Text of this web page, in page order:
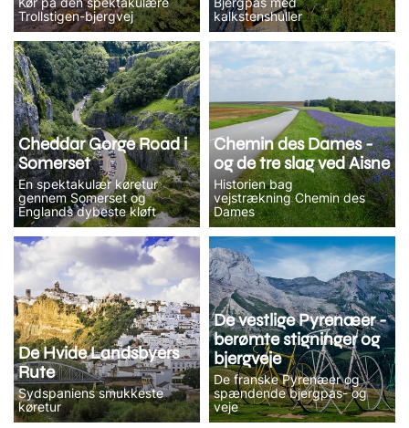
Trollstigen-bjergvej
kalkstenshuller
Cheddar Gorge Road i
Somerset
En spektakulær køretur
gennem Somerset og
Englands dybeste kløft
Chemin des Dames -
og de tre slag ved Aisne
Historien bag
vejstrækning Chemin des
Dames
De Hvide Landsbyers
Rute
Sydspaniens smukkeste
køretur
De vestlige Pyrenæer -
berømte stigninger og
bjergveje
De franske Pyrenæer og
spændende bjergpas- og
veje